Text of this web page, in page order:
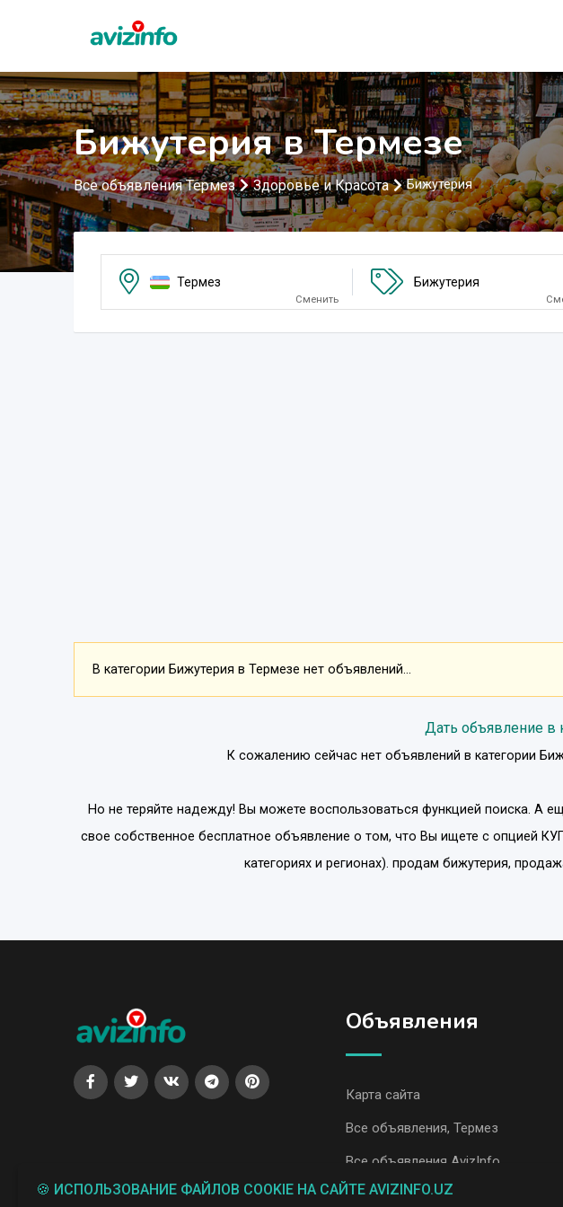
Бижутерия в Термезе
Все объявления Термез Здоровье и Красота Бижутерия
Термез
Сменить
Бижутерия
В категории Бижутерия в Термезе нет объявлений...
Дать объявление в
К сожалению сейчас нет объявлений в категории
Но не теряйте надежду! Вы можете воспользоваться функцией поиска. А
свое собственное бесплатное объявление о том, что Вы ищете с опцией
категориях и регионах). продам бижутерия,
Объявления
Карта сайта
Все объявления, Термез
Все объявления AvizInfo
🍪 ИСПОЛЬЗОВАНИЕ ФАЙЛОВ COOKIE НА САЙТЕ AVIZINFO.UZ